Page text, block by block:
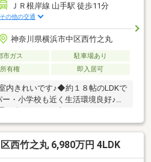
ＪＲ根岸線 山手駅 徒歩11分
その他の交通
神奈川県横浜市中区西竹之丸
市ガス
駐車場あり
所有権 即入居可
内きれいです♪◆約１８帖のLDKで
・小学校も近く生活環境良好♪◆
楽しめます♪土日はもちろん、平
んで承ります。（火曜・水曜の内
相談ください）～スタイリードの
引渡しの後もサポートいたしま
お住まいになった後のことも考慮
西竹之丸 6,980万円 4LDK